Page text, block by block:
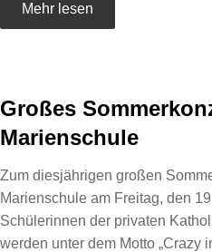
Mehr lesen
Großes
Marienschule
Zum diesjährigen großen
Marienschule am Freitag, den
Schülerinnen der privaten
werden unter dem Motto „Crazy